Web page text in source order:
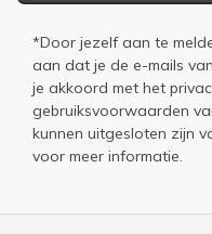
*Door jezelf aan te
aan dat je de e-mails
je akkoord met het
gebruiksvoorwaarden
kunnen uitgesloten zijn
voor meer informatie.